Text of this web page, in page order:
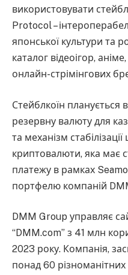
використовувати
Protocol –
японської культури та
каталог відеоігор,
онлайн-стрімінгових
Стейблкоїн планується
резервну валюту для
та механізм стабілізації
криптовалюти, яка має
платежу в рамках
портфелю компаній
DMM Group управляє
“DMM.com” з 41 млн
2023 року. Компанія,
понад 60